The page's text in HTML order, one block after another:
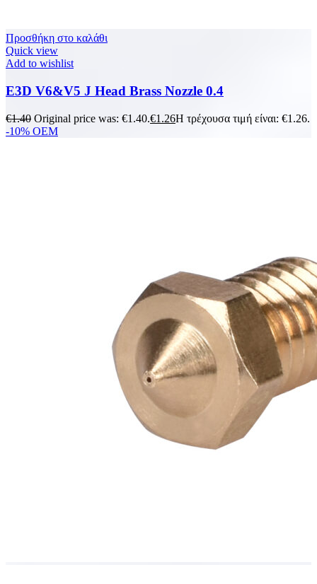
Προσθήκη στο καλάθι
Quick view
Add to wishlist
E3D V6&V5 J Head Brass Nozzle 0.4
€1.40 Original price was: €1.40.€1.26Η τρέχουσα τιμή είναι: €1.26.
-10% OEM